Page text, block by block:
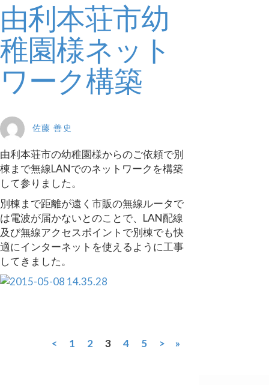
由利本荘市幼
稚園様ネット
ワーク構築
佐藤 善史
由利本荘市の幼稚園様からのご依頼で別
棟まで無線LANでのネットワークを構築
して参りました。
別棟まで距離が遠く市販の無線ルータで
は電波が届かないとのことで、LAN配線
及び無線アクセスポイントで別棟でも快
適にインターネットを使えるように工事
してきました。
< 1 2 3 4 5 > »